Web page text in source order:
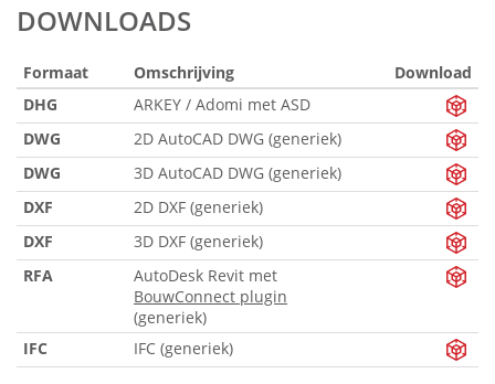
DOWNLOADS
Formaat Omschrijving
Download
DHG
ARKEY / Adomi met ASD
DWG
2D AutoCAD DWG (generiek)
DWG
3D AutoCAD DWG (generiek)
DXF
2D DXF (generiek)
DXF
3D DXF (generiek)
RFA
AutoDesk Revit met
BouwConnect plugin
(generiek)
IFC
IFC (generiek)